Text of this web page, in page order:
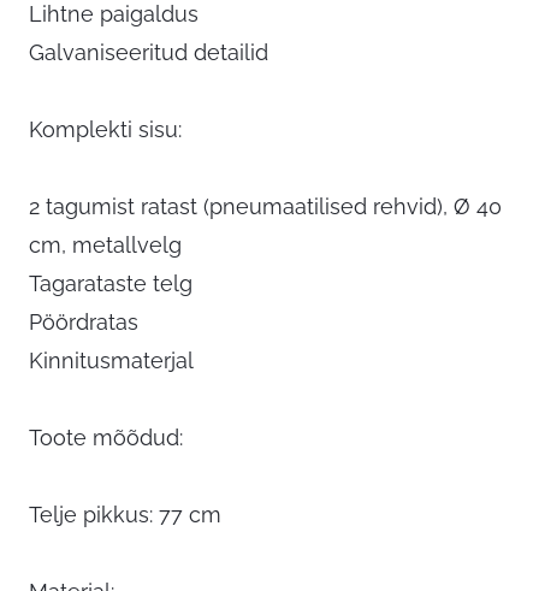
Lihtne paigaldus
Galvaniseeritud detailid
Komplekti sisu:
2 tagumist ratast (pneumaatilised rehvid), Ø 40
cm, metallvelg
Tagarataste telg
Pöördratas
Kinnitusmaterjal
Toote mõõdud:
Telje pikkus: 77 cm